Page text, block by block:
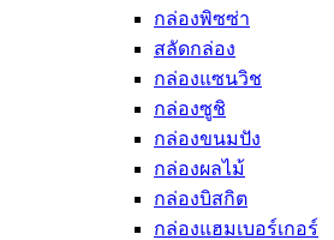
กล่องพิซซ่า
สลัดกล่อง
กล่องแซนวิช
กล่องซูชิ
กล่องขนมปัง
กล่องผลไม้
กล่องบิสกิต
กล่องแฮมเบอร์เกอร์